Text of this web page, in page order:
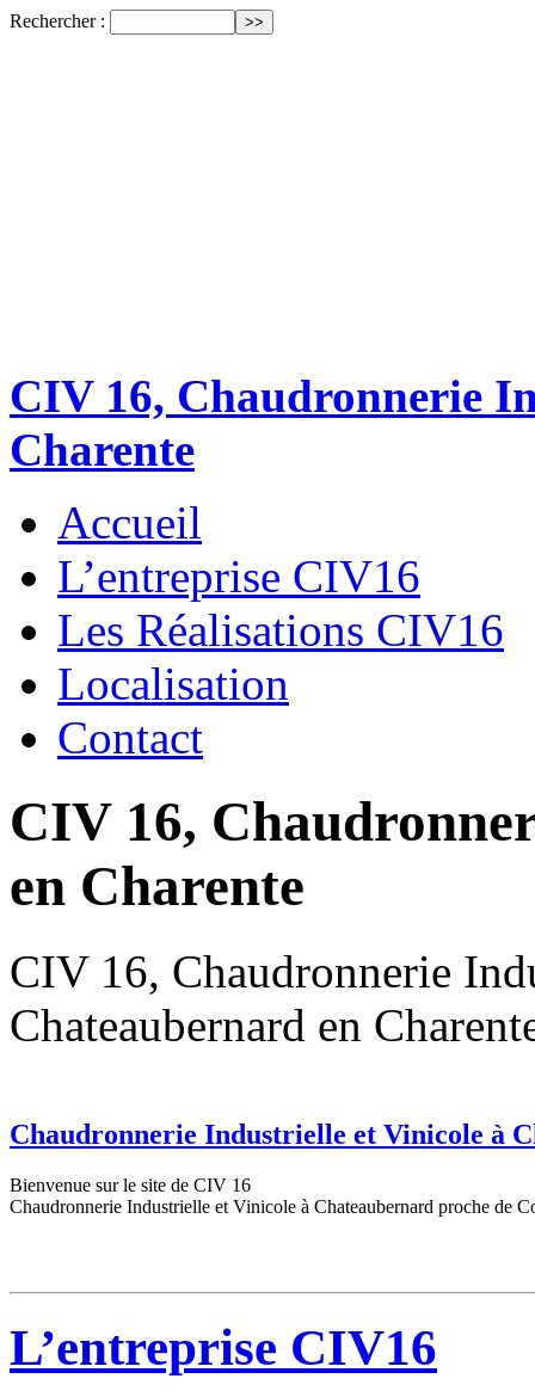
Rechercher :
CIV 16, Chaudronnerie
Charente
Accueil
L’entreprise CIV16
Les Réalisations CIV16
Localisation
Contact
CIV 16,
en Charente
CIV 16, Chaudronnerie
Chateaubernard en
Chaudronnerie Industrielle et Vinicole à
Bienvenue sur le site de CIV 16
Chaudronnerie Industrielle et Vinicole à Chateaubernard proche de
L’entreprise CIV16